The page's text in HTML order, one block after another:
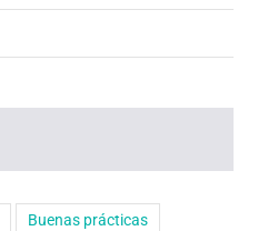
Buenas prácticas